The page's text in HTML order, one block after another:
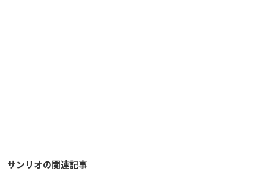
サンリオの関連記事